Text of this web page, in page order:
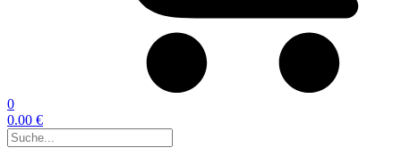
0
0.00 €